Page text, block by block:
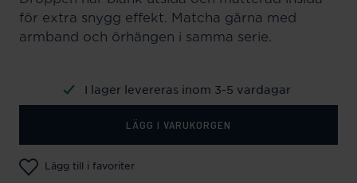
för extra snygg effekt. Matcha gärna med
armband och örhängen i samma serie.
I lager levereras inom 3-5 vardagar
LÄGG I VARUKORGEN
Lägg till i favoriter